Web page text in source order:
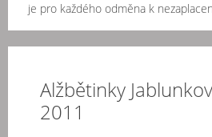
je pro každého odměna k
Alžbětinky
2011